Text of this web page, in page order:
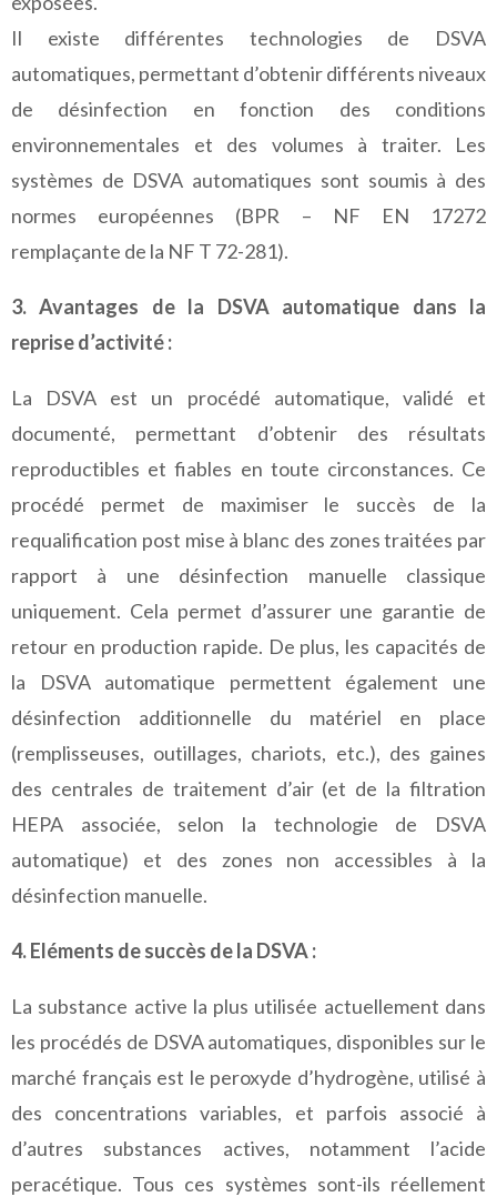
Il existe différentes technologies de DSVA
automatiques, permettant d’obtenir différents niveaux
de désinfection en fonction des conditions
environnementales et des volumes à traiter. Les
systèmes de DSVA automatiques sont soumis à des
normes européennes (BPR – NF EN 17272
remplaçante de la NF T 72-281).
3. Avantages de la DSVA automatique dans la
reprise d’activité :
La DSVA est un procédé automatique, validé et
documenté, permettant d’obtenir des résultats
reproductibles et fiables en toute circonstances. Ce
procédé permet de maximiser le succès de la
requalification post mise à blanc des zones traitées par
rapport à une désinfection manuelle classique
uniquement. Cela permet d’assurer une garantie de
retour en production rapide. De plus, les capacités de
la DSVA automatique permettent également une
désinfection additionnelle du matériel en place
(remplisseuses, outillages, chariots, etc.), des gaines
des centrales de traitement d’air (et de la filtration
HEPA associée, selon la technologie de DSVA
automatique) et des zones non accessibles à la
désinfection manuelle.
4. Eléments de succès de la DSVA :
La substance active la plus utilisée actuellement dans
les procédés de DSVA automatiques, disponibles sur le
marché français est le peroxyde d’hydrogène, utilisé à
des concentrations variables, et parfois associé à
d’autres substances actives, notamment l’acide
peracétique. Tous ces systèmes sont-ils réellement